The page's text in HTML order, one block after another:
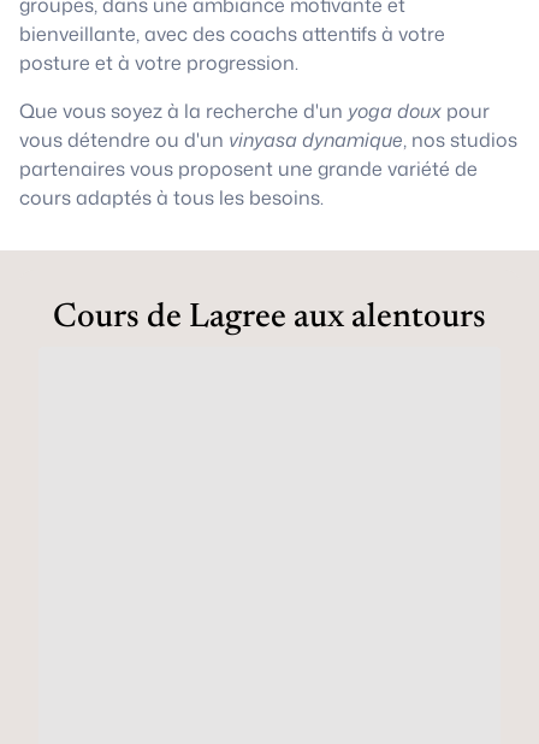
bienveillante, avec des coachs attentifs à votre
posture et à votre progression.
Que vous soyez à la recherche d'un yoga doux pour
vous détendre ou d'un vinyasa dynamique, nos studios
partenaires vous proposent une grande variété de
cours adaptés à tous les besoins.
Cours de Lagree aux alentours